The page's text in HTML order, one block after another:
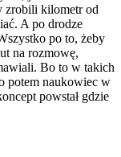
zrobili kilometr od
A po drodze
po to, żeby
na rozmowę,
Bo to w takich
potem naukowiec w
powstał gdzie